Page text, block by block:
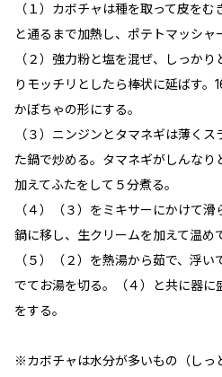
（１）カボチャは種を取って皮を
と通るまで加熱し、ポテトマッシャ
（２）強力粉と塩を混ぜ、しっか
りモッチリとしたら棒状に延ばす。
かぼちゃの形にする。
（３）ニンジンとタマネギは薄く
た鍋で炒める。タマネギがしんなり
加えてふたをして５分煮る。
（４）（３）をミキサーにかけて
鍋に移し、生クリームを加えて温め
（５）（２）を熱湯から茹で、浮
でてお湯を切る。（４）と共に器に
をする。
※カボチャは水分が多いもの（しっ